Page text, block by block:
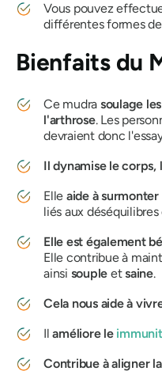
Vous pouvez
différentes formes de
Bienfaits du
Ce mudra soulage
l'arthrose. Les
devraient donc
Il dynamise le
Elle aide à
liés aux
Elle est également
Elle contribue à
ainsi souple etsaine.
Cela nous aide à
Il améliore le
Contribue à aligner